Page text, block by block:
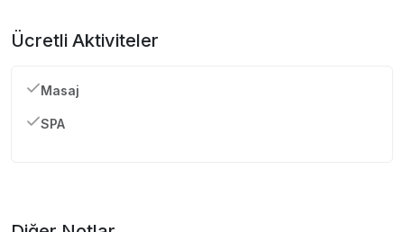
Ücretli Aktiviteler
Masaj
SPA